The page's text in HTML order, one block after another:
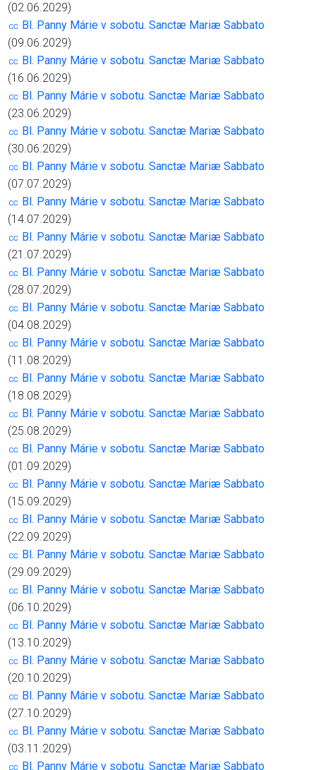
(02.06.2029)
㏄ Bl. Panny Márie v sobotu. Sanctæ Mariæ Sabbato
(09.06.2029)
㏄ Bl. Panny Márie v sobotu. Sanctæ Mariæ Sabbato
(16.06.2029)
㏄ Bl. Panny Márie v sobotu. Sanctæ Mariæ Sabbato
(23.06.2029)
㏄ Bl. Panny Márie v sobotu. Sanctæ Mariæ Sabbato
(30.06.2029)
㏄ Bl. Panny Márie v sobotu. Sanctæ Mariæ Sabbato
(07.07.2029)
㏄ Bl. Panny Márie v sobotu. Sanctæ Mariæ Sabbato
(14.07.2029)
㏄ Bl. Panny Márie v sobotu. Sanctæ Mariæ Sabbato
(21.07.2029)
㏄ Bl. Panny Márie v sobotu. Sanctæ Mariæ Sabbato
(28.07.2029)
㏄ Bl. Panny Márie v sobotu. Sanctæ Mariæ Sabbato
(04.08.2029)
㏄ Bl. Panny Márie v sobotu. Sanctæ Mariæ Sabbato
(11.08.2029)
㏄ Bl. Panny Márie v sobotu. Sanctæ Mariæ Sabbato
(18.08.2029)
㏄ Bl. Panny Márie v sobotu. Sanctæ Mariæ Sabbato
(25.08.2029)
㏄ Bl. Panny Márie v sobotu. Sanctæ Mariæ Sabbato
(01.09.2029)
㏄ Bl. Panny Márie v sobotu. Sanctæ Mariæ Sabbato
(15.09.2029)
㏄ Bl. Panny Márie v sobotu. Sanctæ Mariæ Sabbato
(22.09.2029)
㏄ Bl. Panny Márie v sobotu. Sanctæ Mariæ Sabbato
(29.09.2029)
㏄ Bl. Panny Márie v sobotu. Sanctæ Mariæ Sabbato
(06.10.2029)
㏄ Bl. Panny Márie v sobotu. Sanctæ Mariæ Sabbato
(13.10.2029)
㏄ Bl. Panny Márie v sobotu. Sanctæ Mariæ Sabbato
(20.10.2029)
㏄ Bl. Panny Márie v sobotu. Sanctæ Mariæ Sabbato
(27.10.2029)
㏄ Bl. Panny Márie v sobotu. Sanctæ Mariæ Sabbato
(03.11.2029)
㏄ Bl. Panny Márie v sobotu. Sanctæ Mariæ Sabbato